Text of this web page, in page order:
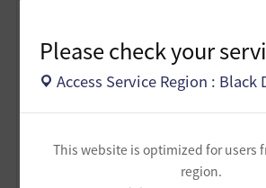
Please check your
Access Service Region : Black
This website is optimized for users
region.
職人の記憶 50個
2日目